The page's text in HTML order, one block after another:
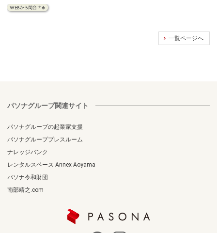
一覧ページへ
パソナグループ関連サイト
パソナグループの起業家支援
パソナグループプレスルーム
ナレッジバンク
レンタルスペース Annex Aoyama
パソナ令和財団
南部靖之.com